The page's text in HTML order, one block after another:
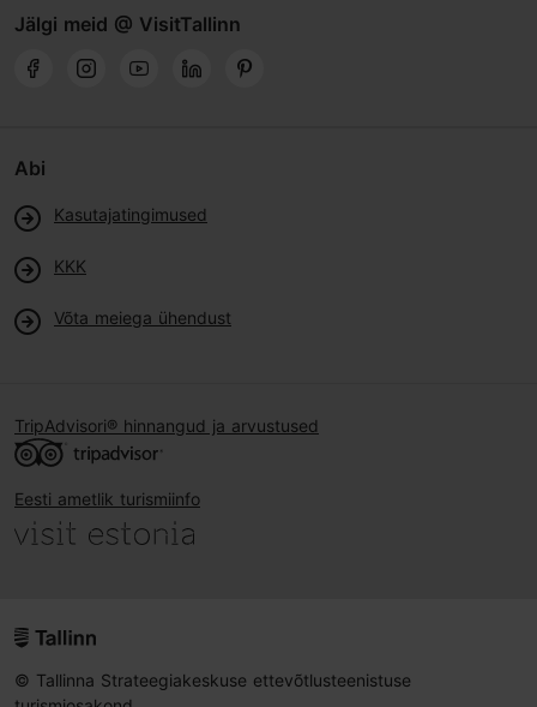
Jälgi meid @ VisitTallinn
Abi
Kasutajatingimused
KKK
Võta meiega ühendust
TripAdvisori® hinnangud ja arvustused
Eesti ametlik turismiinfo
© Tallinna Strateegiakeskuse ettevõtlusteenistuse